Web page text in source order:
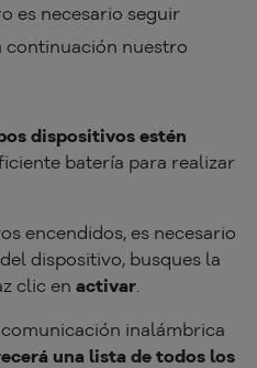
es necesario seguir
continuación nuestro
dispositivos estén
batería para realizar
encendidos, es necesario
del dispositivo, busques la
clic en activar
inalámbrica
una lista de todos los